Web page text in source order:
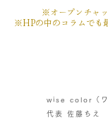
※オープンチャッ
​※HPの中のコラムでも
wise color（ワ
代表 佐藤ちえ